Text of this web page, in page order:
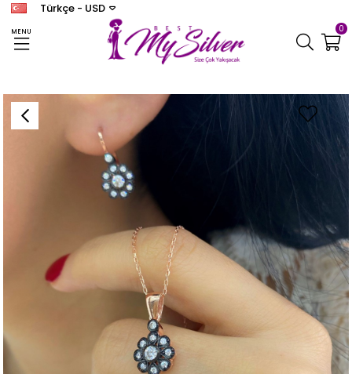
MENU
Türkçe - USD
0
Kadın Gümüş Elmas Montür Taşlı Set